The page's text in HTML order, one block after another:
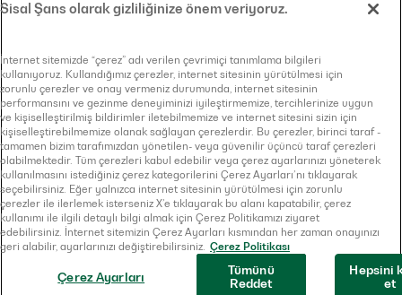
Bayiler İçin
Bilgi Toplumu Hizmeti
KVKK Aydınlatma Metni
Bilgi Edinme Başvuru Formu
Çerez Politikası
Gizlilik Sözleşmesi
© 2026Sisal Şans. Tüm Hakları Saklıdır
Site Designed & Created by
Turuncu Internet Solutions
Sisal Şans olarak gizliliğinize önem veriyoruz.
İnternet sitemizde “çerez” adı verilen çevrimiçi tanımlama bilgileri
kullanıyoruz. Kullandığımız çerezler, internet sitesinin yürütülmesi için
zorunlu çerezler ve onay vermeniz durumunda, internet sitesinin
performansını ve gezinme deneyiminizi iyileştirmemize, tercihlerinize uygun
ve kişiselleştirilmiş bildirimler iletebilmemize ve internet sitesini sizin için
kişiselleştirebilmemize olanak sağlayan çerezlerdir. Bu çerezler, birinci taraf -
tamamen bizim tarafımızdan yönetilen- veya güvenilir üçüncü taraf çerezleri
olabilmektedir. Tüm çerezleri kabul edebilir veya çerez ayarlarınızı yöneterek
kullanılmasını istediğiniz çerez kategorilerini Çerez Ayarları’nı tıklayarak
seçebilirsiniz. Eğer yalnızca internet sitesinin yürütülmesi için zorunlu
çerezler ile ilerlemek isterseniz X’e tıklayarak bu alanı kapatabilir, çerez
kullanımı ile ilgili detaylı bilgi almak için Çerez Politikamızı ziyaret
edebilirsiniz. İnternet sitemizin Çerez Ayarları kısmından her zaman onayınızı
geri alabilir, ayarlarınızı değiştirebilirsiniz. Çerez Politikası
Çerez Ayarları
Tümünü
Reddet
Hepsini
et